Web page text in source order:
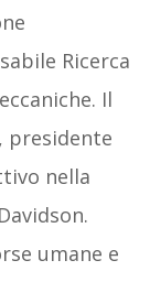
Ricerca
Il
, presidente
nella
umane e